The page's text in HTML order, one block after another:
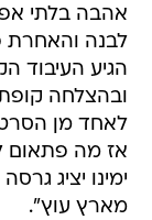
אהבה בלתי
לבנה והאחרת
הגיע העיבוד
ובהצלחה
לאחד מן
אז מה פתאום
ימינו יציג
מארץ עוץ".